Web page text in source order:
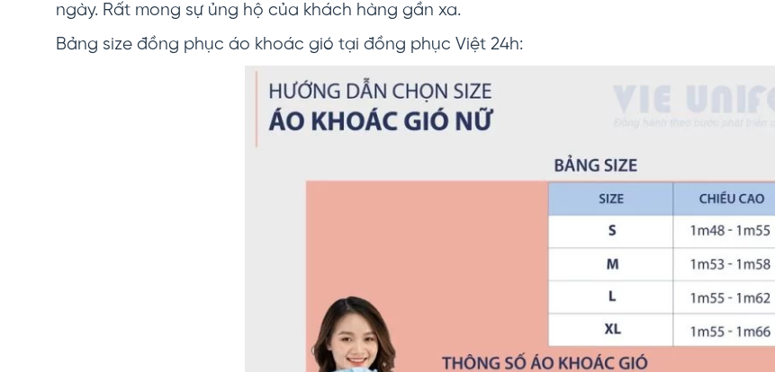
ngày. Rất mong sự ủng hộ của khách hàng gần xa.
Bảng size đồng phục áo khoác gió tại đồng phục Việt 24h: